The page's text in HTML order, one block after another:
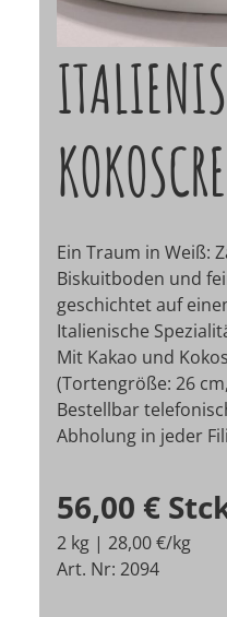
Ein Traum in Weiß:
Biskuitboden und
geschichtet auf
Italienische
Mit Kakao und
(Tortengröße: 26
Bestellbar
Abholung in jeder
56,00 €
2 kg | 28,00 €/kg
Art. Nr: 2094